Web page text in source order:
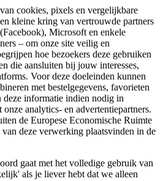
cookies, pixels en vergelijkbare
kleine kring van vertrouwde partners
Microsoft en enkele
– om onze site veilig en
hoe bezoekers deze gebruiken
die aansluiten bij jouw interesses,
Voor deze doeleinden kunnen
met bestelgegevens, favorieten
informatie indien nodig in
analytics- en advertentiepartners.
de Europese Economische Ruimte
deze verwerking plaatsvinden in de
gaat met het volledige gebruik van
als je liever hebt dat we alleen